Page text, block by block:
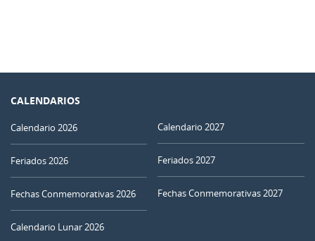
CALENDARIOS
Calendario 2026
Feriados 2026
Fechas Conmemorativas 2026
Calendario Lunar 2026
Calendario 2027
Feriados 2027
Fechas Conmemorativas 2027